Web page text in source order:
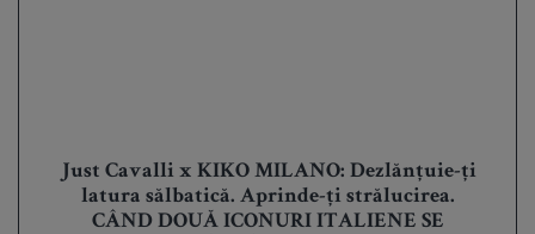
Just Cavalli x KIKO MILANO: Dezlănțuie-ți
latura sălbatică. Aprinde-ți strălucirea.
CÂND DOUĂ ICONURI ITALIENE SE